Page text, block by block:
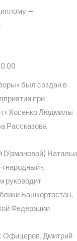
—
был создан в
при
Косенко Людмилы
Рассказова
(Урмановой) Натальи
руководит
Башкортостан,
Федерации
Офицеров, Дмитрий